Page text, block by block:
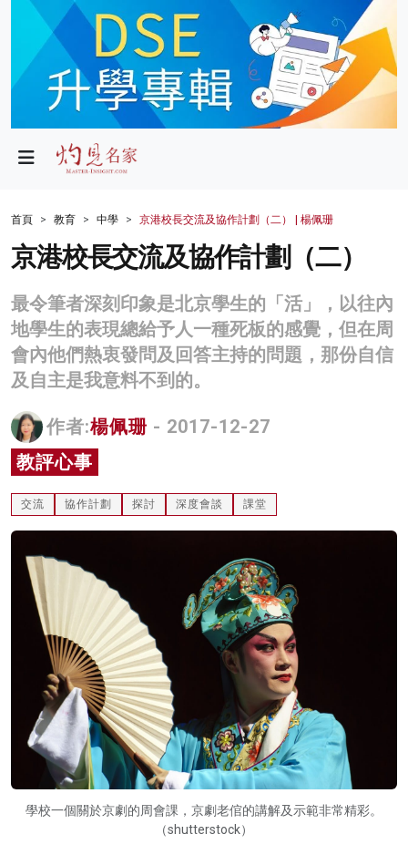
政局
財經
生活
商業
科技
名家榜
灼見活動
關於我們
首頁 教育 中學 京港校長交流及協作計劃（二） | 楊佩珊
京港校長交流及協作計劃（二）
最令筆者深刻印象是北京學生的「活」，以往內
地學生的表現總給予人一種死板的感覺，但在周
會內他們熱衷發問及回答主持的問題，那份自信
及自主是我意料不到的。
作者:楊佩珊 - 2017-12-27
教評心事
交流 協作計劃 探討 深度會談 課堂
學校一個關於京劇的周會課，京劇老倌的講解及示範非常精彩。
（shutterstock）